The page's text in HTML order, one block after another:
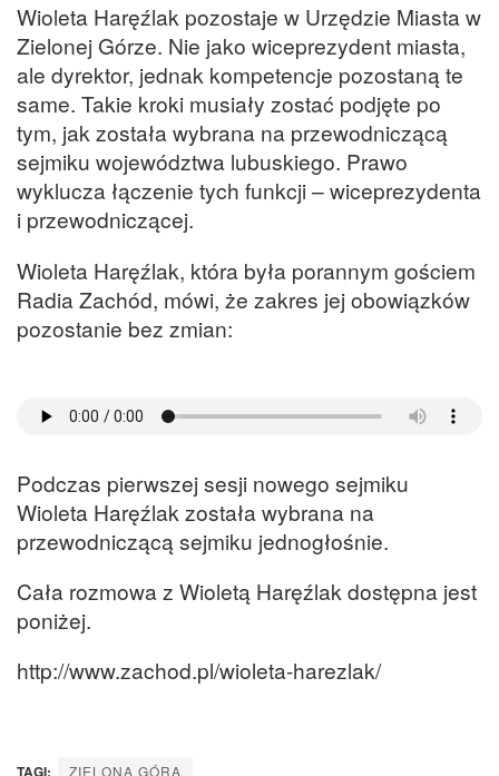
Wioleta Haręźlak pozostaje w Urzędzie Miasta w
Zielonej Górze. Nie jako wiceprezydent miasta,
ale dyrektor, jednak kompetencje pozostaną te
same. Takie kroki musiały zostać podjęte po
tym, jak została wybrana na przewodniczącą
sejmiku województwa lubuskiego. Prawo
wyklucza łączenie tych funkcji – wiceprezydenta
i przewodniczącej.
Wioleta Haręźlak, która była porannym gościem
Radia Zachód, mówi, że zakres jej obowiązków
pozostanie bez zmian:
Podczas pierwszej sesji nowego sejmiku
Wioleta Haręźlak została wybrana na
przewodniczącą sejmiku jednogłośnie.
Cała rozmowa z Wioletą Haręźlak dostępna jest
poniżej.
http://www.zachod.pl/wioleta-harezlak/
TAGI: ZIELONA GÓRA